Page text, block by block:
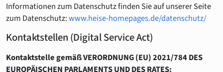
Informationen zum Datenschutz finden Sie auf unserer Seite
zum Datenschutz:www.heise-homepages.de/datenschutz/
Kontaktstellen (Digital Service Act)
Kontaktstelle gemäß VERORDNUNG (EU) 2021/784 DES
EUROPÄISCHEN PARLAMENTS UND DES RATES: